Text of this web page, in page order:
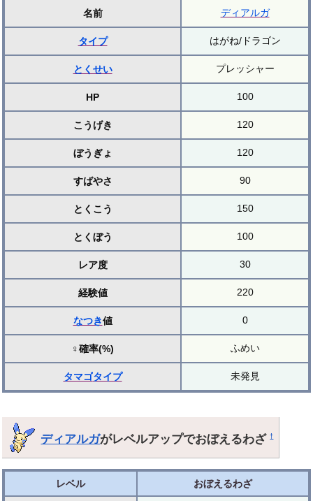
名前 ディアルガ
タイプ はがね/ドラゴン
とくせい プレッシャー
HP 100
こうげき 120
ぼうぎょ 120
すばやさ 90
とくこう 150
とくぼう 100
レア度 30
経験値 220
なつき値 0
♀確率(%) ふめい
タマゴタイプ 未発見
ディアルガがレベルアップでおぼえるわざ†
レベル おぼえるわざ